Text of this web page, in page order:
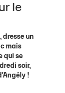
le
dresse un
mais
qui se
soir,
!